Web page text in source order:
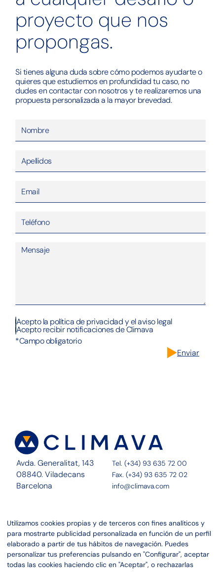
proyecto que nos
propongas.
Si tienes alguna duda sobre cómo podemos ayudarte o
quieres que estudiemos en profundidad tu caso, no
dudes en contactar con nosotros y te realizaremos una
propuesta personalizada a la mayor brevedad.
Acepto la política de privacidad y el aviso legal
Acepto recibir notificaciones de Climava
Enviar
*Campo obligatorio
Avda. Generalitat, 143
08840. Viladecans
Barcelona
Tel. (+34) 93 635 72 00
Fax. (+34) 93 635 72 02
info@climava.com
Servicios
Proyectos
Noticias
Canal ético
Linkedin
Aviso legal
Utilizamos cookies propias y de terceros con fines analíticos y
para mostrarte publicidad personalizada en función de un perfil
elaborado a partir de tus hábitos de navegación. Puedes
personalizar tus preferencias pulsando en "Configurar", aceptar
todas las cookies haciendo clic en "Aceptar", o rechazarlas